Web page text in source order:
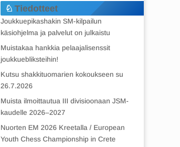
Tiedotteet
Joukkuepikashakin SM-kilpailun
käsiohjelma ja palvelut on julkaistu
Muistakaa hankkia pelaajalisenssit
joukkuebliksteihin!
Kutsu shakkituomarien kokoukseen su
26.7.2026
Muista ilmoittautua III divisioonaan JSM-
kaudelle 2026–2027
Nuorten EM 2026 Kreetalla / European
Youth Chess Championship in Crete